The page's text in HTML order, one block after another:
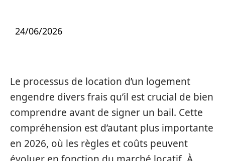
24/06/2026
Le processus de location d’un logement
engendre divers frais qu’il est crucial de bien
comprendre avant de signer un bail. Cette
compréhension est d’autant plus importante
en 2026, où les règles et coûts peuvent